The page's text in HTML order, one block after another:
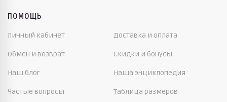
ПОМОЩЬ
Личный кабинет Доставка и оплата
Обмен и возврат Скидки и бонусы
Наш блог Наша энциклопедия
Частые вопросы Таблица размеров